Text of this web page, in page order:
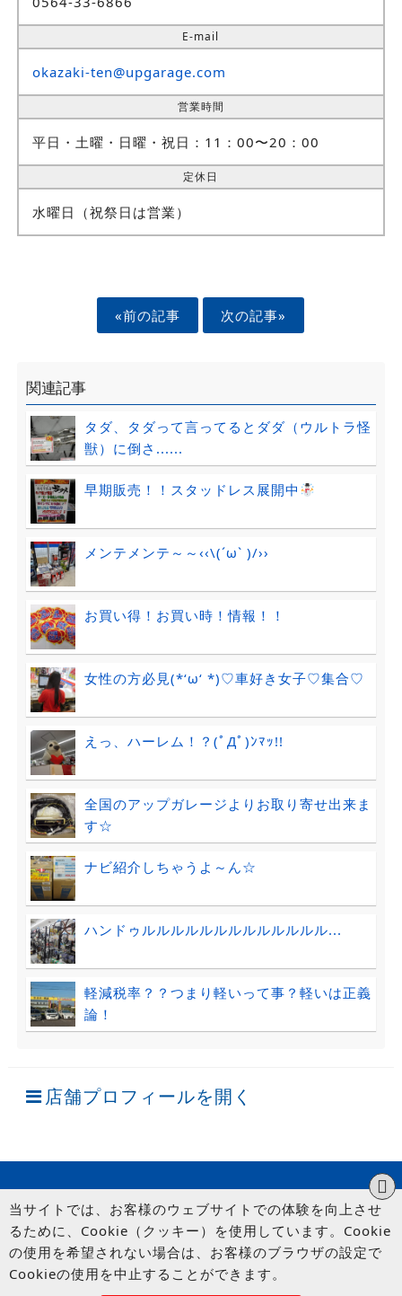
E-mail
okazaki-ten@upgarage.com
営業時間
平日・土曜・日曜・祝日：11：00〜20：00
定休日
水曜日（祝祭日は営業）
«前の記事 次の記事»
関連記事
タダ、タダって言ってるとダダ（ウルトラ怪
獣）に倒さ......
早期販売！！スタッドレス展開中
メンテメンテ～～‹‹\(´ω` )/››
お買い得！お買い時！情報！！
女性の方必見(*‘ω‘ *)♡車好き女子♡集合♡
えっ、ハーレム！？(ﾟДﾟ)ﾝﾏｯ!!
全国のアップガレージよりお取り寄せ出来ま
す☆
ナビ紹介しちゃうよ～ん☆
ハンドゥルルルルルルルルルルルルル...
軽減税率？？つまり軽いって事？軽いは正義
論！
店舗プロフィールを開く
当サイトでは、お客様のウェブサイトでの体験を向上させ
るために、Cookie（クッキー）を使用しています。Cookie
の使用を希望されない場合は、お客様のブラウザの設定で
Cookieの使用を中止することができます。